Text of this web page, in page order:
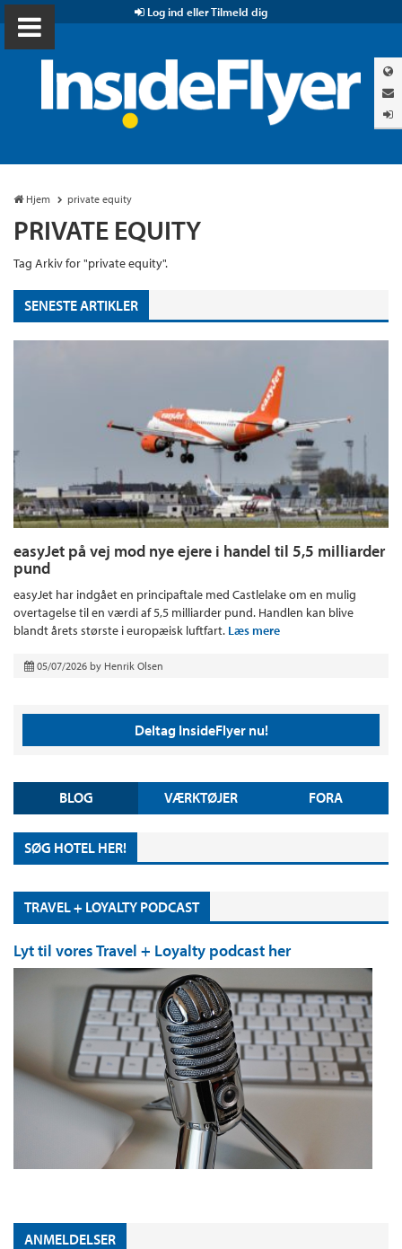
Log ind eller Tilmeld dig
Hjem private equity
PRIVATE EQUITY
Tag Arkiv for "private equity".
SENESTE ARTIKLER
easyJet på vej mod nye ejere i handel til 5,5 milliarder
pund
easyJet har indgået en principaftale med Castlelake om en mulig
overtagelse til en værdi af 5,5 milliarder pund. Handlen kan blive
blandt årets største i europæisk luftfart. Læs mere
05/07/2026 by Henrik Olsen
Deltag InsideFlyer nu!
BLOG VÆRKTØJER FORA
SØG HOTEL HER!
TRAVEL + LOYALTY PODCAST
Lyt til vores Travel + Loyalty podcast her
ANMELDELSER